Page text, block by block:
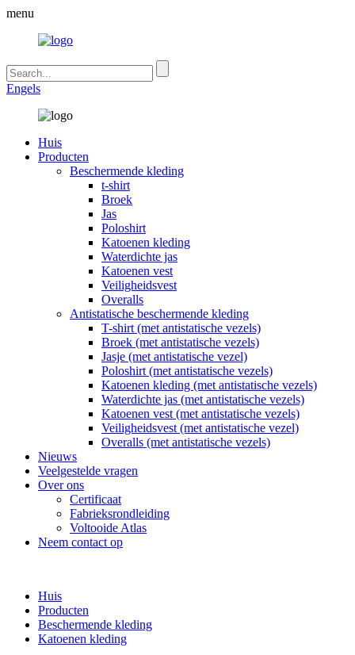
menu
Engels
Huis
Producten
Beschermende kleding
t-shirt
Broek
Jas
Poloshirt
Katoenen kleding
Waterdichte jas
Katoenen vest
Veiligheidsvest
Overalls
Antistatische beschermende kleding
T-shirt (met antistatische vezels)
Broek (met antistatische vezels)
Jasje (met antistatische vezel)
Poloshirt (met antistatische vezels)
Katoenen kleding (met antistatische vezels)
Waterdichte jas (met antistatische vezels)
Katoenen vest (met antistatische vezels)
Veiligheidsvest (met antistatische vezel)
Overalls (met antistatische vezels)
Nieuws
Veelgestelde vragen
Over ons
Certificaat
Fabrieksrondleiding
Voltooide Atlas
Neem contact op
Huis
Producten
Beschermende kleding
Katoenen kleding